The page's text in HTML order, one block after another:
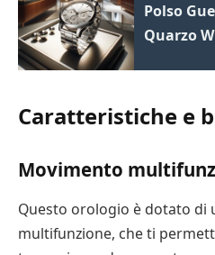
Polso
Quarzo
Caratteristiche e
Movimento
Questo orologio è dotato di
multifunzione, che ti